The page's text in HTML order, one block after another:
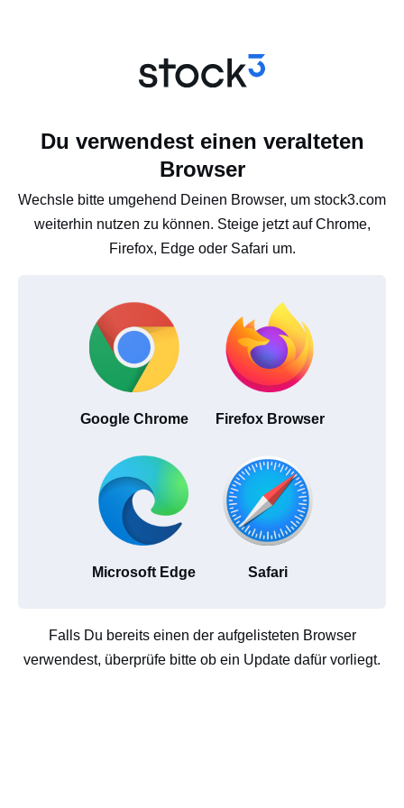
Du verwendest einen veralteten
Browser
Wechsle bitte umgehend Deinen Browser, um stock3.com
weiterhin nutzen zu können. Steige jetzt auf Chrome,
Firefox, Edge oder Safari um.
Google Chrome Firefox Browser
Microsoft Edge Safari
Falls Du bereits einen der aufgelisteten Browser
verwendest, überprüfe bitte ob ein Update dafür vorliegt.